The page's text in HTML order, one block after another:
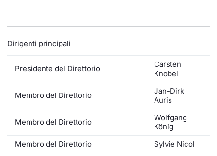
Dirigenti principali
Presidente del Direttorio
Carsten
Knobel
Membro del Direttorio
Jan-Dirk
Auris
Membro del Direttorio
Wolfgang
König
Membro del Direttorio
Sylvie Nicol